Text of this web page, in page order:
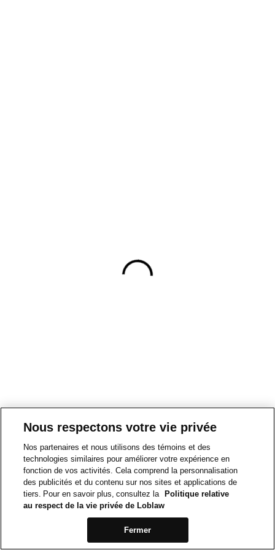
Nous respectons votre vie privée
Nos partenaires et nous utilisons des témoins et des
technologies similaires pour améliorer votre expérience en
fonction de vos activités. Cela comprend la personnalisation
des publicités et du contenu sur nos sites et applications de
tiers. Pour en savoir plus, consultez la
Politique relative
au respect de la vie privée de Loblaw
Fermer